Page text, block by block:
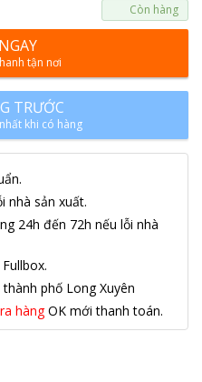
Còn hàng
tận nơi
TRƯỚC
khi có hàng
nhà sản xuất.
24h đến 72h nếu lỗi nhà
Fullbox.
phố Long Xuyên
hàngOK mới thanh toán.